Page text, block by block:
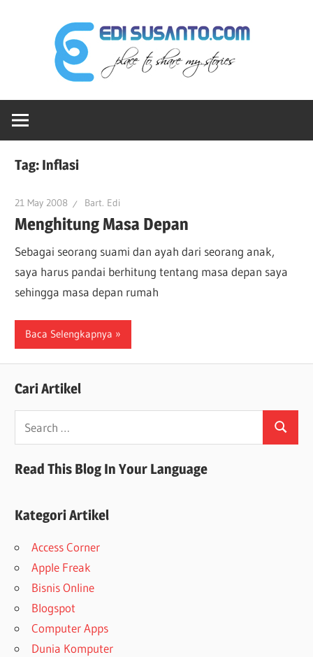
ku
Cerita
Tag: Inflasi
21 May 2008 Bart. Edi
Menghitung Masa Depan
Sebagai seorang suami dan ayah dari seorang anak,
saya harus pandai berhitung tentang masa depan saya
sehingga masa depan rumah
Baca Selengkapnya
Cari Artikel
Search
Read This Blog In Your Language
Kategori Artikel
Access Corner
Apple Freak
Bisnis Online
Blogspot
Computer Apps
Dunia Komputer